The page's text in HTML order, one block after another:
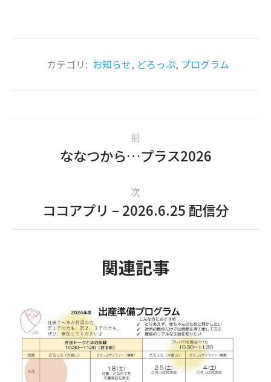
カテゴリ: お知らせ, どろっぷ, プログラム
前
ななつから…プラス2026
次
ココアプリ – 2026.6.25 配信分
関連記事